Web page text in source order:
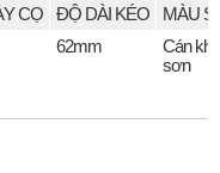
CỌ ĐỘ DÀI KÉO
MÀU
62mm
Cán
sơn